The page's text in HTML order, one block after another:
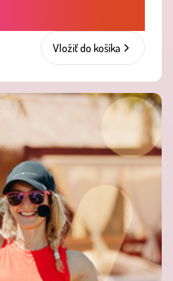
Vložiť do košíka